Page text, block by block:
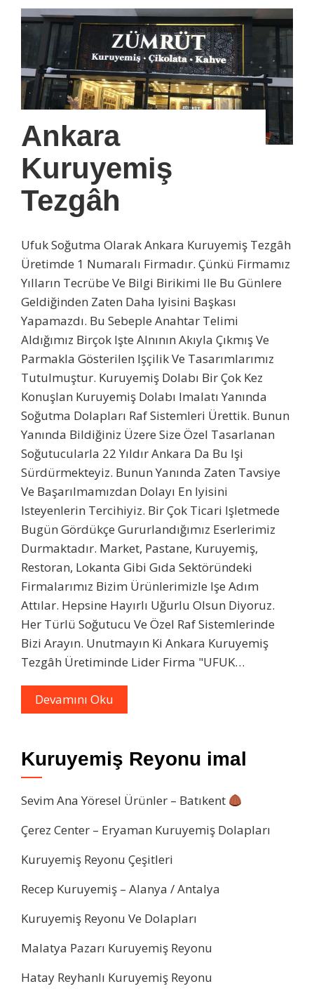
Ankara
Kuruyemiş
Tezgâh
Ufuk Soğutma Olarak Ankara Kuruyemiş Tezgâh
Üretimde 1 Numaralı Firmadır. Çünkü Firmamız
Yılların Tecrübe Ve Bilgi Birikimi Ile Bu Günlere
Geldiğinden Zaten Daha Iyisini Başkası
Yapamazdı. Bu Sebeple Anahtar Telimi
Aldığımız Birçok Işte Alnının Akıyla Çıkmış Ve
Parmakla Gösterilen Işçilik Ve Tasarımlarımız
Tutulmuştur. Kuruyemiş Dolabı Bir Çok Kez
Konuşlan Kuruyemiş Dolabı Imalatı Yanında
Soğutma Dolapları Raf Sistemleri Ürettik. Bunun
Yanında Bildiğiniz Üzere Size Özel Tasarlanan
Soğutucularla 22 Yıldır Ankara Da Bu Işi
Sürdürmekteyiz. Bunun Yanında Zaten Tavsiye
Ve Başarılmamızdan Dolayı En Iyisini
Isteyenlerin Tercihiyiz. Bir Çok Ticari Işletmede
Bugün Gördükçe Gururlandığımız Eserlerimiz
Durmaktadır. Market, Pastane, Kuruyemiş,
Restoran, Lokanta Gibi Gıda Sektöründeki
Firmalarımız Bizim Ürünlerimizle Işe Adım
Attılar. Hepsine Hayırlı Uğurlu Olsun Diyoruz.
Her Türlü Soğutucu Ve Özel Raf Sistemlerinde
Bizi Arayın. Unutmayın Ki Ankara Kuruyemiş
Tezgâh Üretiminde Lider Firma "UFUK…
Devamını Oku
Kuruyemiş Reyonu imal
Sevim Ana Yöresel Ürünler – Batıkent
Çerez Center – Eryaman Kuruyemiş Dolapları
Kuruyemiş Reyonu Çeşitleri
Recep Kuruyemiş – Alanya / Antalya
Kuruyemiş Reyonu Ve Dolapları
Malatya Pazarı Kuruyemiş Reyonu
Hatay Reyhanlı Kuruyemiş Reyonu